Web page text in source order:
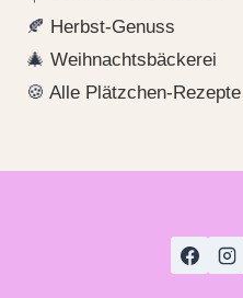
🍂 Herbst-Genuss
🎄 Weihnachtsbäckerei
🍪 Alle Plätzchen-Rezepte